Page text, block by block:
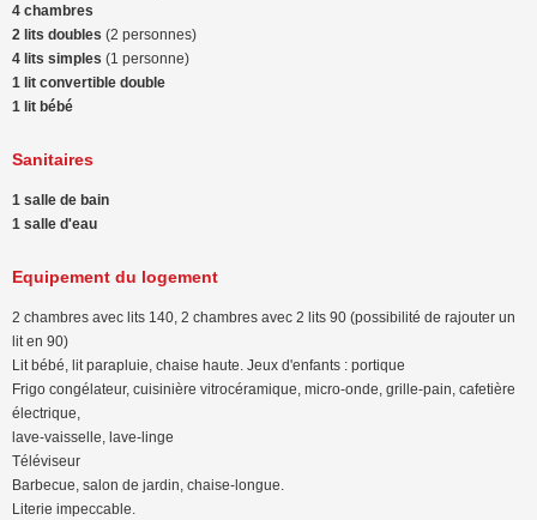
4 chambres
2 lits doubles (2 personnes)
4 lits simples (1 personne)
1 lit convertible double
1 lit bébé
Sanitaires
1 salle de bain
1 salle d'eau
Equipement du logement
2 chambres avec lits 140, 2 chambres avec 2 lits 90 (possibilité de rajouter un
lit en 90)
Lit bébé, lit parapluie, chaise haute. Jeux d'enfants : portique
Frigo congélateur, cuisinière vitrocéramique, micro-onde, grille-pain, cafetière
électrique,
lave-vaisselle, lave-linge
Téléviseur
Barbecue, salon de jardin, chaise-longue.
Literie impeccable.